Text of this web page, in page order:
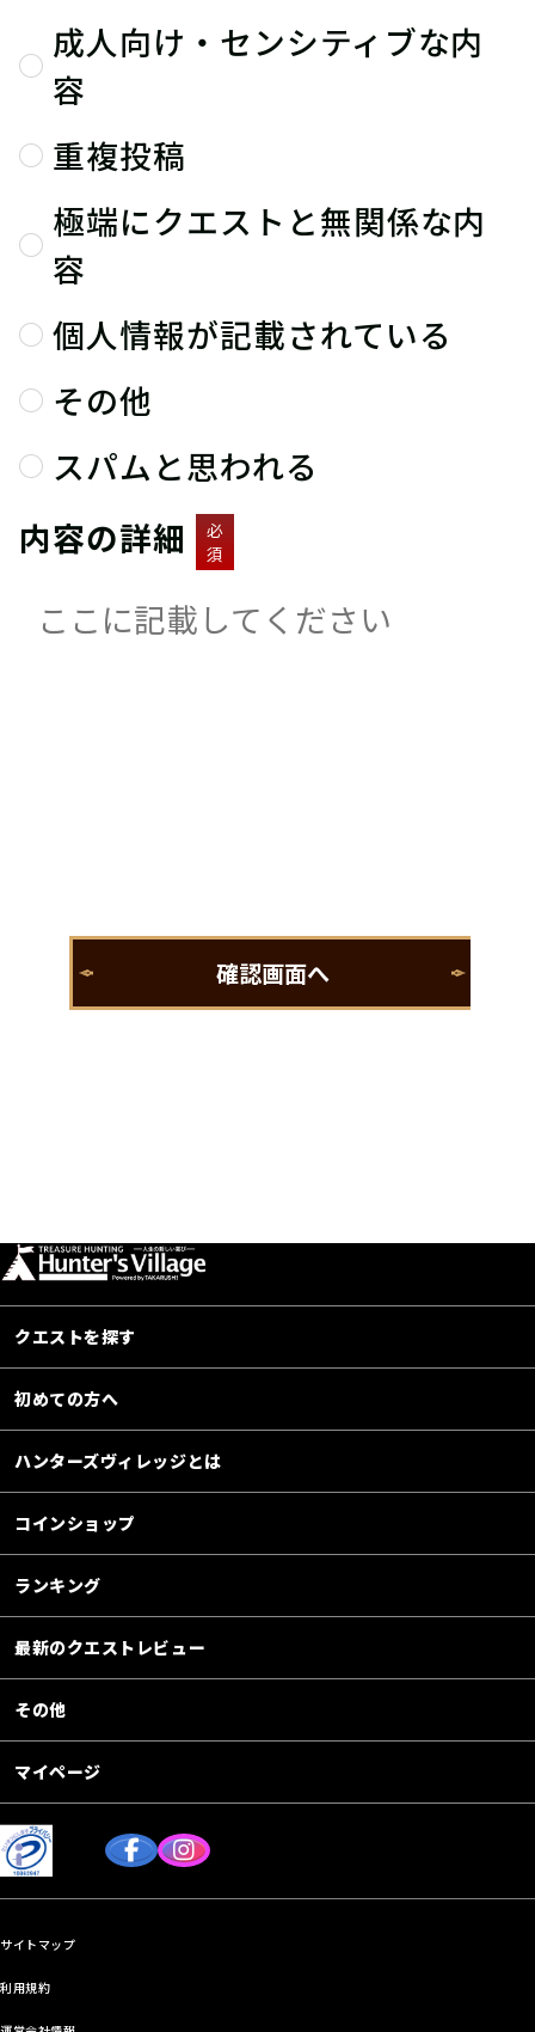
成人向け・センシティブな内
容
重複投稿
極端にクエストと無関係な内
容
個人情報が記載されている
その他
スパムと思われる
内容の詳細
必
須
クエストを探す
初めての方へ
ハンターズヴィレッジとは
コインショップ
ランキング
最新のクエストレビュー
その他
マイページ
サイトマップ
利用規約